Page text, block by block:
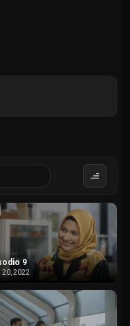
9
20, 2022